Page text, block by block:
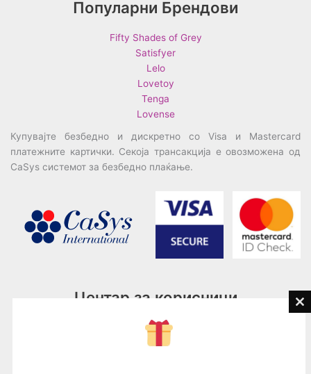
Популарни Брендови
Fifty Shades of Grey
Satisfyer
Lelo
Lovetoy
Tenga
Lovense
Купувајте безбедно и дискретно со Visa и Mastercard
платежните картички. Секоја трансакција е овозможена од
CaSys системот за безбедно плаќање.
Центар за корисници
076945497; 076945498
contact@loveguru.mk